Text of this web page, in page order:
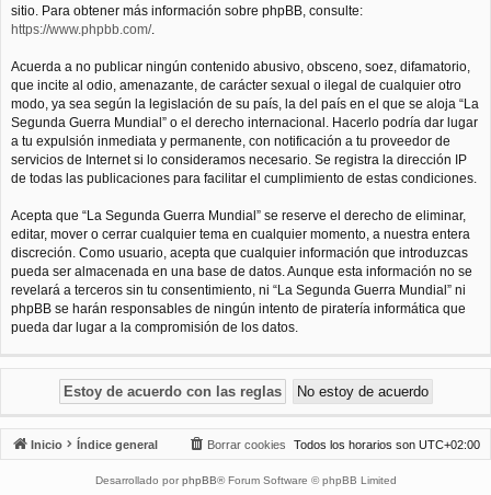
sitio. Para obtener más información sobre phpBB, consulte:
https://www.phpbb.com/.
Acuerda a no publicar ningún contenido abusivo, obsceno, soez, difamatorio,
que incite al odio, amenazante, de carácter sexual o ilegal de cualquier otro
modo, ya sea según la legislación de su país, la del país en el que se aloja “La
Segunda Guerra Mundial” o el derecho internacional. Hacerlo podría dar lugar
a tu expulsión inmediata y permanente, con notificación a tu proveedor de
servicios de Internet si lo consideramos necesario. Se registra la dirección IP
de todas las publicaciones para facilitar el cumplimiento de estas condiciones.
Acepta que “La Segunda Guerra Mundial” se reserve el derecho de eliminar,
editar, mover o cerrar cualquier tema en cualquier momento, a nuestra entera
discreción. Como usuario, acepta que cualquier información que introduzcas
pueda ser almacenada en una base de datos. Aunque esta información no se
revelará a terceros sin tu consentimiento, ni “La Segunda Guerra Mundial” ni
phpBB se harán responsables de ningún intento de piratería informática que
pueda dar lugar a la compromisión de los datos.
Inicio Índice general Todos los horarios son UTC+02:00
Borrar cookies
Desarrollado por phpBB® Forum Software © phpBB Limited